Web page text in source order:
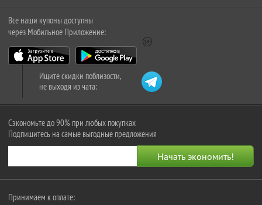
Все наши купоны доступны
через Мобильное Приложение:
Ищите скидки поблизости,
не выходя из чата:
Сэкономьте до 90% при любых покупках
Подпишитесь на самые выгодные предложения
Принимаем к оплате: